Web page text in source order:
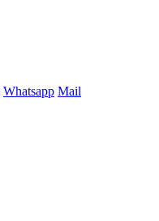
Whatsapp Mail